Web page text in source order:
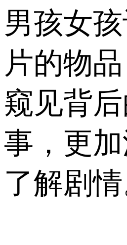
男孩女
片的物
窥见背
事，更
了解剧情